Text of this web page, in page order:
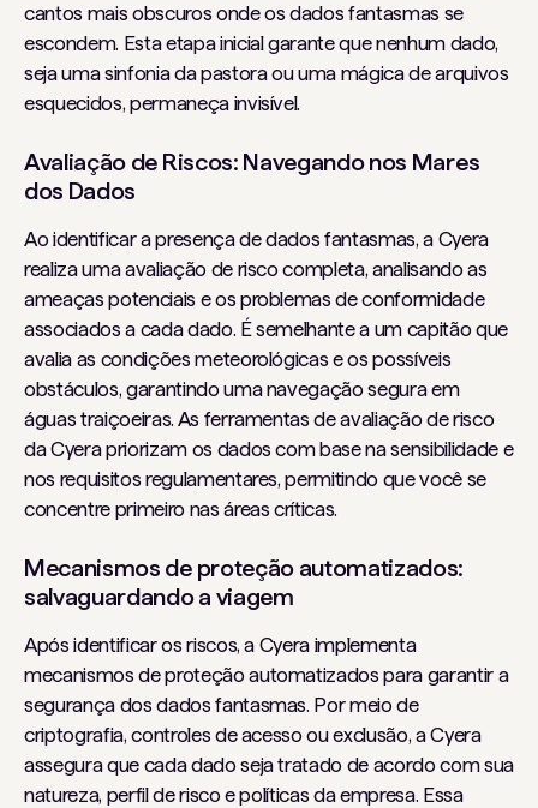
cantos mais obscuros onde os dados fantasmas se
escondem. Esta etapa inicial garante que nenhum dado,
seja uma sinfonia da pastora ou uma mágica de arquivos
esquecidos, permaneça invisível.
Avaliação de Riscos: Navegando nos Mares
dos Dados
Ao identificar a presença de dados fantasmas, a Cyera
realiza uma avaliação de risco completa, analisando as
ameaças potenciais e os problemas de conformidade
associados a cada dado. É semelhante a um capitão que
avalia as condições meteorológicas e os possíveis
obstáculos, garantindo uma navegação segura em
águas traiçoeiras. As ferramentas de avaliação de risco
da Cyera priorizam os dados com base na sensibilidade e
nos requisitos regulamentares, permitindo que você se
concentre primeiro nas áreas críticas.
Mecanismos de proteção automatizados:
salvaguardando a viagem
Após identificar os riscos, a Cyera implementa
mecanismos de proteção automatizados para garantir a
segurança dos dados fantasmas. Por meio de
criptografia, controles de acesso ou exclusão, a Cyera
assegura que cada dado seja tratado de acordo com sua
natureza, perfil de risco e políticas da empresa. Essa